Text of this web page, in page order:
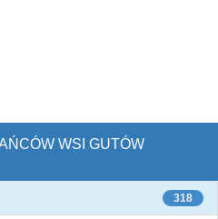
WSI GUTÓW
318